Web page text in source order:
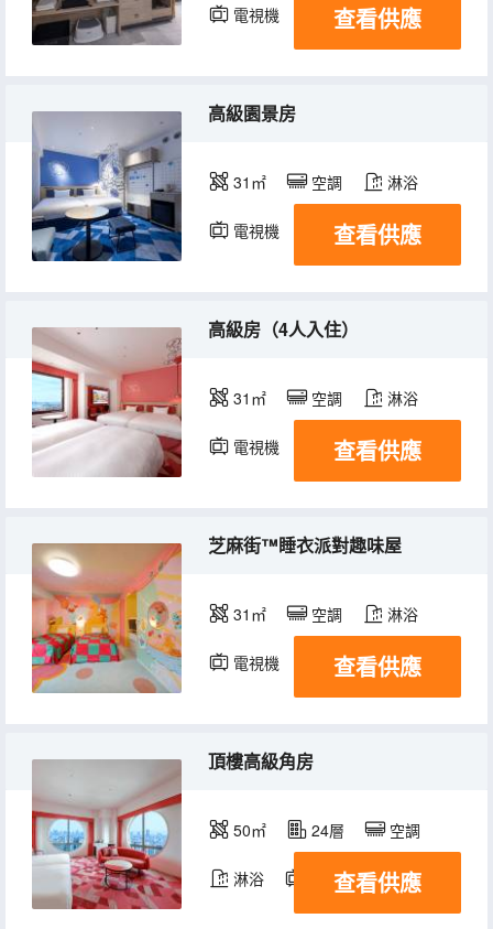
電視機 冰箱
查看供應
高級園景房
31㎡ 空調 淋浴
電視機 冰箱
查看供應
高級房（4人入住）
31㎡ 空調 淋浴
電視機 冰箱
查看供應
芝麻街™睡衣派對趣味屋
31㎡ 空調 淋浴
電視機 冰箱
查看供應
頂樓高級角房
50㎡ 24層 空調
淋浴 電視機 冰箱
查看供應